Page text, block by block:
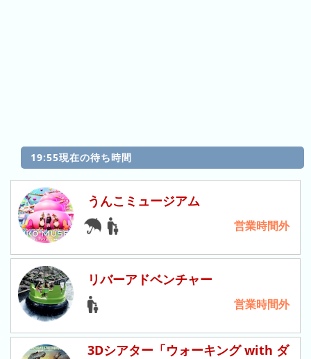
ン
キ
ン
グ
先
月
の
ラ
ン
キ
ン
グ
19:55現在の待ち時間
うんこミュージアム
営業時間外
リバーアドベンチャー
営業時間外
3Dシアター「ウォーキング with ダ